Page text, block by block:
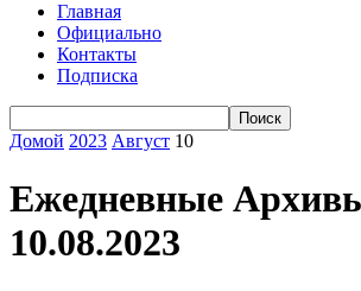
Главная
Официально
Контакты
Подписка
Домой 2023 Август 10
Ежедневные
10.08.2023